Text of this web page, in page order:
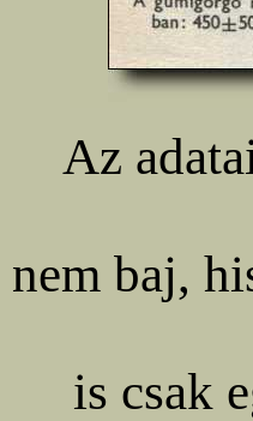
Az
nem baj,
is csak